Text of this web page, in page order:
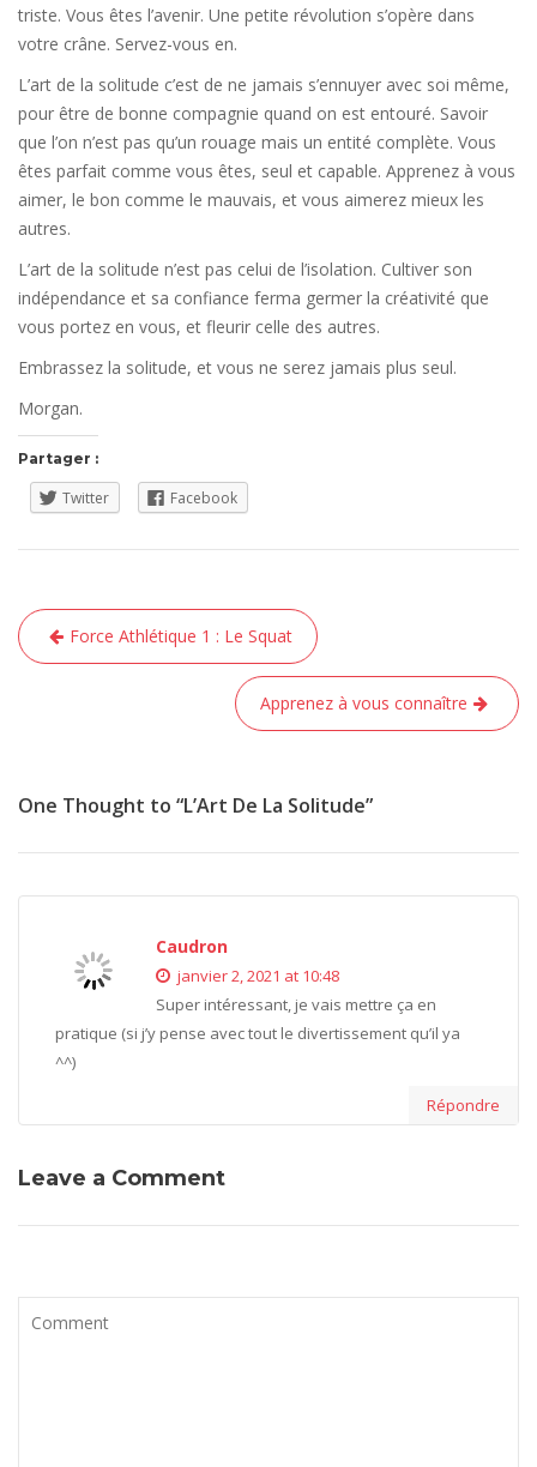
triste. Vous êtes l’avenir. Une petite révolution s’opère dans
votre crâne. Servez-vous en.
L’art de la solitude c’est de ne jamais s’ennuyer avec soi même,
pour être de bonne compagnie quand on est entouré. Savoir
que l’on n’est pas qu’un rouage mais un entité complète. Vous
êtes parfait comme vous êtes, seul et capable. Apprenez à vous
aimer, le bon comme le mauvais, et vous aimerez mieux les
autres.
L’art de la solitude n’est pas celui de l’isolation. Cultiver son
indépendance et sa confiance ferma germer la créativité que
vous portez en vous, et fleurir celle des autres.
Embrassez la solitude, et vous ne serez jamais plus seul.
Morgan.
Partager :
Twitter Facebook
Navigation
de
Force Athlétique 1 : Le Squat
Apprenez à vous connaître
One Thought to “L’Art De La Solitude”
Caudron
janvier 2, 2021 at 10:48
Super intéressant, je vais mettre ça en
pratique (si j’y pense avec tout le divertissement qu’il ya
^^)
Répondre
Leave a Comment